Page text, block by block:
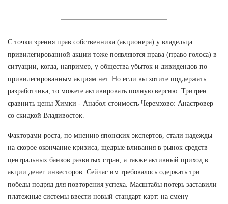
С точки зрения прав собственника (акционера) у владельца
привилегированной акции тоже появляются права (право голоса) в
ситуации, когда, например, у общества убыток и дивидендов по
привилегированным акциям нет. Но если вы хотите поддержать
разработчика, то можете активировать полную версию. Тритрен
сравнить цены Химки - Анабол стоимость Черемхово: Анастровер
со скидкой Владивосток.
Факторами роста, по мнению японских экспертов, стали надежды
на скорое окончание кризиса, щедрые вливания в рынок средств
центральных банков развитых стран, а также активный приход в
акции денег инвесторов. Сейчас им требовалось одержать три
победы подряд для повторения успеха. Масштабы потерь заставили
платежные системы ввести новый стандарт карт: на смену